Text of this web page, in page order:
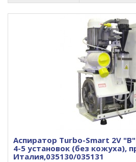
Аспиратор Turbo-Smart 2V
4-5 установок (без кожуха),
Италия,035130/035131